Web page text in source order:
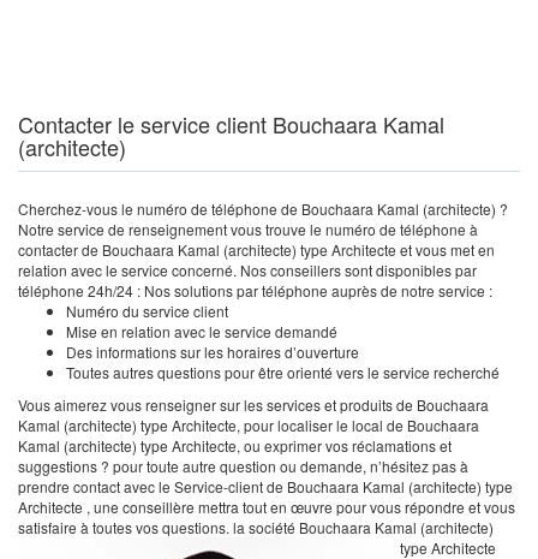
Contacter le service client Bouchaara Kamal
(architecte)
Cherchez-vous le numéro de téléphone de Bouchaara Kamal (architecte) ?
Notre service de renseignement vous trouve le numéro de téléphone à
contacter de Bouchaara Kamal (architecte) type Architecte et vous met en
relation avec le service concerné. Nos conseillers sont disponibles par
téléphone 24h/24 : Nos solutions par téléphone auprès de notre service :
Numéro du service client
Mise en relation avec le service demandé
Des informations sur les horaires d’ouverture
Toutes autres questions pour être orienté vers le service recherché
Vous aimerez vous renseigner sur les services et produits de Bouchaara
Kamal (architecte) type Architecte, pour localiser le local de Bouchaara
Kamal (architecte) type Architecte, ou exprimer vos réclamations et
suggestions ? pour toute autre question ou demande, n’hésitez pas à
prendre contact avec le Service-client de Bouchaara Kamal (architecte) type
Architecte , une conseillère mettra tout en œuvre pour vous répondre et vous
satisfaire à toutes vos questions. la société Bouchaara Kamal (architecte)
type Architecte